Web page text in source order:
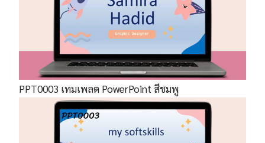
PPT0003 เทมเพลต PowerPoint สีชมพู